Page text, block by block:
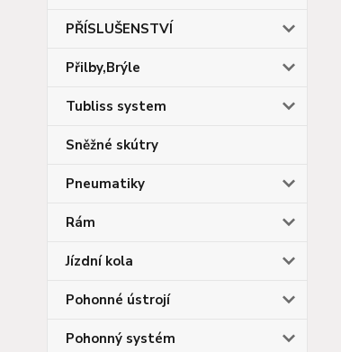
PŘÍSLUŠENSTVÍ
Přilby,Brýle
Tubliss system
Sněžné skútry
Pneumatiky
Rám
Jízdní kola
Pohonné ústrojí
Pohonný systém